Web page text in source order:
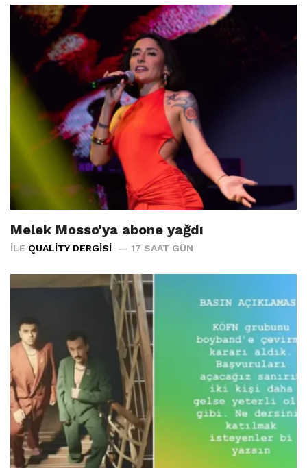
Melek Mosso'ya abone yağdı
İLE QUALITY DERGISI 17 SAAT GÜN